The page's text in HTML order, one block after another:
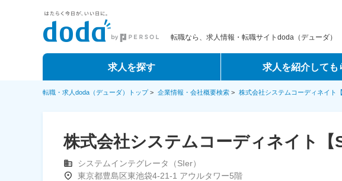
転職なら、求人情報・転職サイトdoda（デューダ）
求人を探す 求人を紹介しても
転職・求人doda（デューダ）トップ> 企業情報・会社概要検索 > 株式会社システムコーディネイト【
株式会社システムコーディネイト【
システムインテグレータ（SIer）
東京都豊島区東池袋4-21-1 アウルタワー5階